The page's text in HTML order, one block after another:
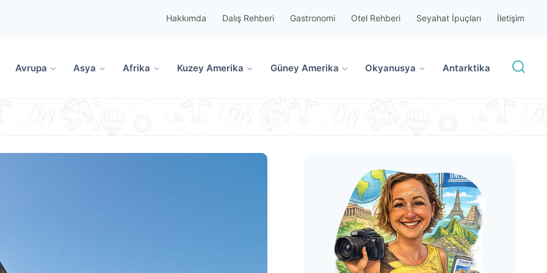
Hakkımda Dalış Rehberi Gastronomi Otel Rehberi Seyahat İpuçları İletişim
Avrupa Asya Afrika Kuzey Amerika Güney Amerika Okyanusya Antarktika